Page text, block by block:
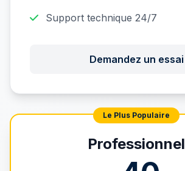
Support technique 24/7
Demandez un essai
Professionnel